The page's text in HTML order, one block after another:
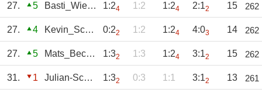
27. 5 Basti_Wiegand 1:24 1:2 1:24 2:12 15 262
27. 4 Kevin_Schäfer 0:22 1:2 1:24 4:03 14 262
27. 5 Mats_Becker 1:32 1:3 1:24 3:12 15 262
31. 1 Julian-Schnaudt 1:32 0:3 1:1 3:12 13 261